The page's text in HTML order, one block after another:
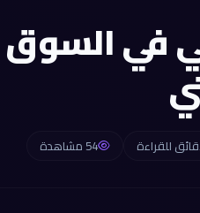
في السوق
54 مشاهدة